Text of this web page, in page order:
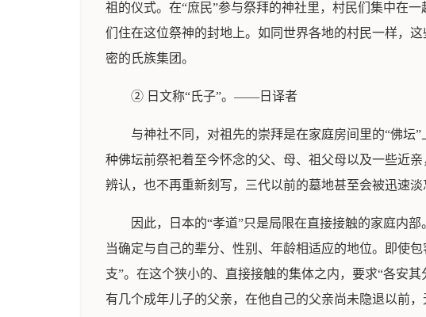
祖的仪式。在“庶民”参与祭拜的神社里，村民们集中在
们住在这位祭神的封地上。如同世界各地的村民一样，
密的氏族集团。
② 日文称“氏子”。——日译者
与神社不同，对祖先的崇拜是在家庭房间里的“佛坛
种佛坛前祭祀着至今怀念的父、母、祖父母以及一些近
辨认，也不再重新刻写，三代以前的墓地甚至会被迅速
因此，日本的“孝道”只是局限在直接接触的家庭内
当确定与自己的辈分、性别、年龄相适应的地位。即使
支”。在这个狭小的、直接接触的集体之内，要求“各安
有几个成年儿子的父亲，在他自己的父亲尚未隐退以前